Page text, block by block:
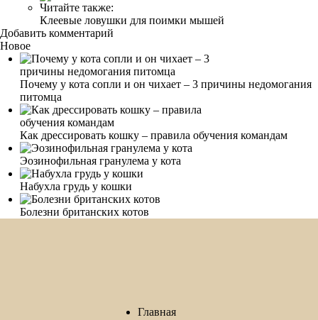
Читайте также:
Клеевые ловушки для поимки мышей
Добавить комментарий
Новое
Почему у кота сопли и он чихает – 3 причины недомогания
питомца
Как дрессировать кошку – правила обучения командам
Эозинофильная гранулема у кота
Набухла грудь у кошки
Болезни британских котов
Главная